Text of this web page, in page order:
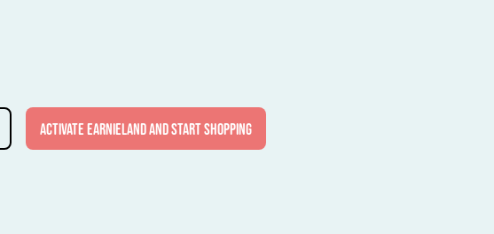
activate Earnieland and start shopping